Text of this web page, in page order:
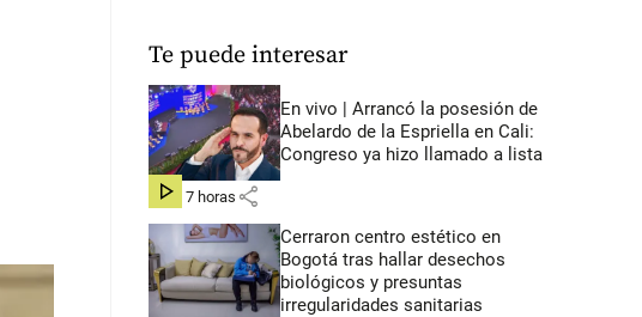
Te puede interesar
En vivo | Arrancó la posesión de
Abelardo de la Espriella en Cali:
Congreso ya hizo llamado a lista
hace 7 horas share
Cerraron centro estético en
Bogotá tras hallar desechos
biológicos y presuntas
irregularidades sanitarias